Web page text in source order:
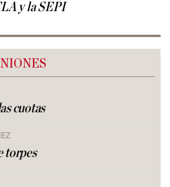
y la SEPI
cuotas
torpes